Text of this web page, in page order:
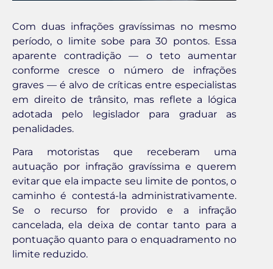
Com duas infrações gravíssimas no mesmo
período, o limite sobe para 30 pontos. Essa
aparente contradição — o teto aumentar
conforme cresce o número de infrações
graves — é alvo de críticas entre especialistas
em direito de trânsito, mas reflete a lógica
adotada pelo legislador para graduar as
penalidades.
Para motoristas que receberam uma
autuação por infração gravíssima e querem
evitar que ela impacte seu limite de pontos, o
caminho é contestá-la administrativamente.
Se o recurso for provido e a infração
cancelada, ela deixa de contar tanto para a
pontuação quanto para o enquadramento no
limite reduzido.